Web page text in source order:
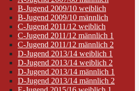
B-Jugend 2009/10 weiblich
B-Jugend 2009/10 männlich
C-Jugend 2011/12 weiblich
C-Jugend 2011/12 männlich 1
C-Jugend 2011/12 männlich 2
D-Jugend 2013/14 weiblich 1
D-Jugend 2013/14 weiblich 2
D-Jugend 2013/14 männlich 1
D-Jugend 2013/14 männlich 2